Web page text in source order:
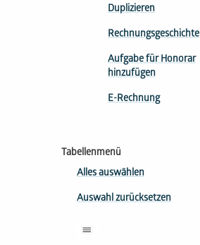
Duplizieren
Rechnungsgeschichte
Aufgabe für Honorar
hinzufügen
E-Rechnung
Tabellenmenü
Alles auswählen
Auswahl zurücksetzen